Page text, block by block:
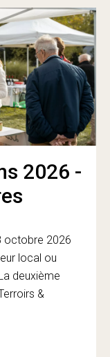
2026 -
octobre 2026
local ou
deuxième
&